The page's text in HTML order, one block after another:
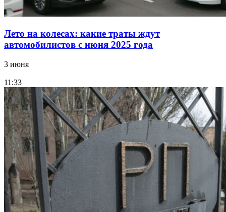
Лето на колесах: какие траты ждут
автомобилистов с июня 2025 года
3 июня
11:33